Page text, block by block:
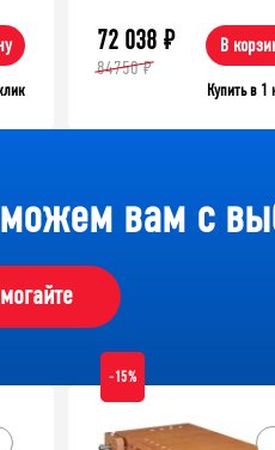
72 038 ₽
84750 ₽
В
Купить в 1
вам с
-15%